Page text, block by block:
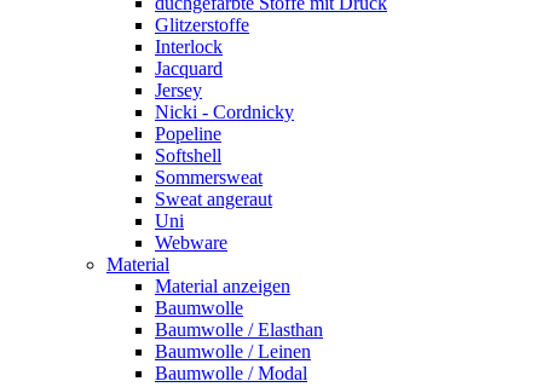
Glitzerstoffe
Interlock
Jacquard
Jersey
Nicki - Cordnicky
Popeline
Softshell
Sommersweat
Sweat angeraut
Uni
Webware
Material
Material anzeigen
Baumwolle
Baumwolle / Elasthan
Baumwolle / Leinen
Baumwolle / Modal